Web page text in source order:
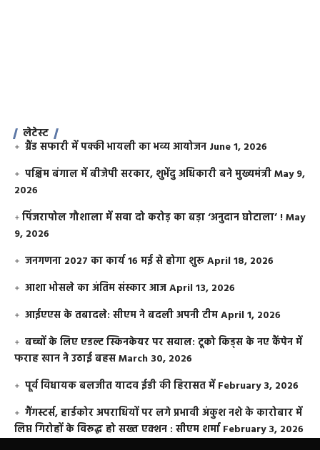
लेटेस्ट
ग्रैंड सफारी में पक्की भायली का भव्य आयोजन June 1, 2026
पश्चिम बंगाल में बीजेपी सरकार, शुभेंदु अधिकारी बने मुख्यमंत्रीMay 9,
2026
​पिंजरापोल गौशाला में सवा दो करोड़ का बड़ा ‘अनुदान घोटाला’ !May
9, 2026
जनगणना 2027 का कार्य 16 मई से होगा शुरूApril 18, 2026
आशा भोसले का अंतिम संस्कार आजApril 13, 2026
आईएएस के तबादले: सीएम ने बदली अपनी टीमApril 1, 2026
बच्चों के लिए एडल्ट स्किनकेयर पर सवाल: टूको किड्स के नए कैंपेन में
फराह खान ने उठाई बहसMarch 30, 2026
पूर्व विधायक बलजीत यादव ईडी की हिरासत में February 3, 2026
गैंगस्टर्स, हार्डकोर अपराधियों पर लगे प्रभावी अंकुश नशे के कारोबार में
लिप्त गिरोहों के विरूद्ध हो सख्त एक्शन : सीएम शर्मा February 3, 2026